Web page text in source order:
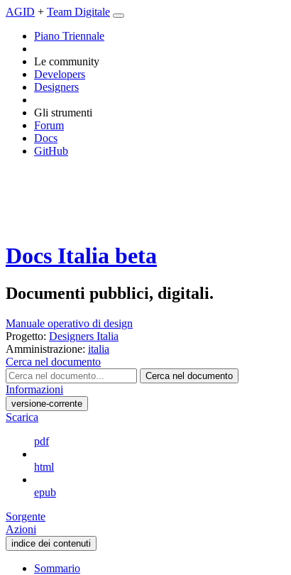
AGID + Team Digitale
Piano Triennale
Le community
Developers
Designers
Gli strumenti
Forum
Docs
GitHub
Docs Italia beta
Documenti pubblici, digitali.
Manuale operativo di design
Progetto: Designers Italia
Amministrazione: italia
Cerca nel documento
Cerca nel documento
Informazioni
versione-corrente
Scarica
pdf
html
epub
Sorgente
Azioni
indice dei contenuti
Sommario